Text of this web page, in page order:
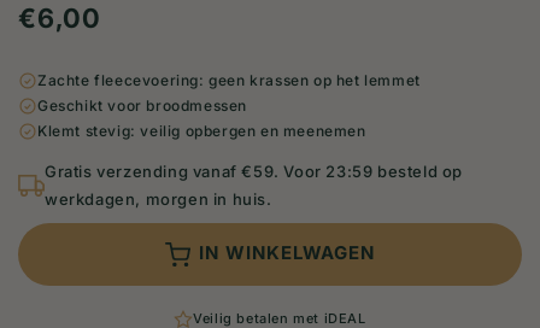
Normale
€6,00
Zachte fleecevoering: geen krassen op het lemmet
Geschikt voor broodmessen
Klemt stevig: veilig opbergen en meenemen
Gratis verzending vanaf €59. Voor 23:59 besteld op
werkdagen, morgen in huis.
IN WINKELWAGEN
Veilig betalen met iDEAL